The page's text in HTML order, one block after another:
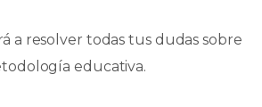
a resolver todas tus dudas sobre
educativa.